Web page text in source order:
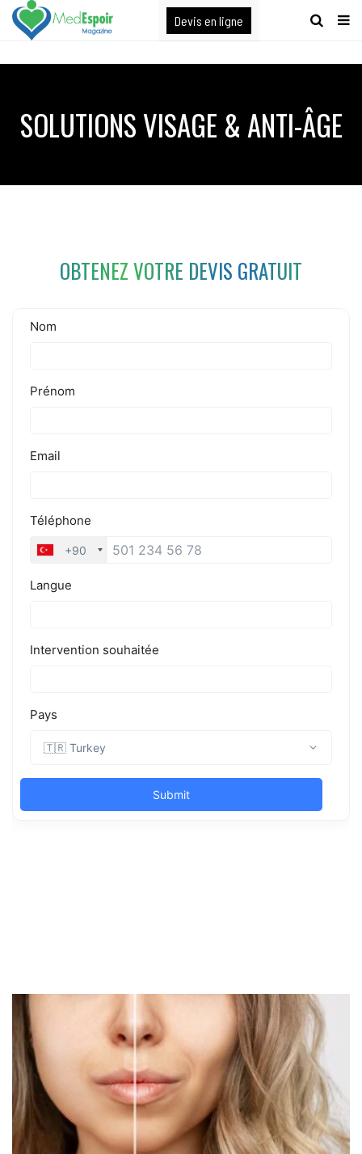
[maxbutton name="devis express"]
Devis en ligne
SOLUTIONS VISAGE & ANTI-ÂGE
OBTENEZ VOTRE DEVIS GRATUIT